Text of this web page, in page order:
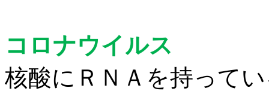
コロナウイルス
核酸にＲＮＡを持って